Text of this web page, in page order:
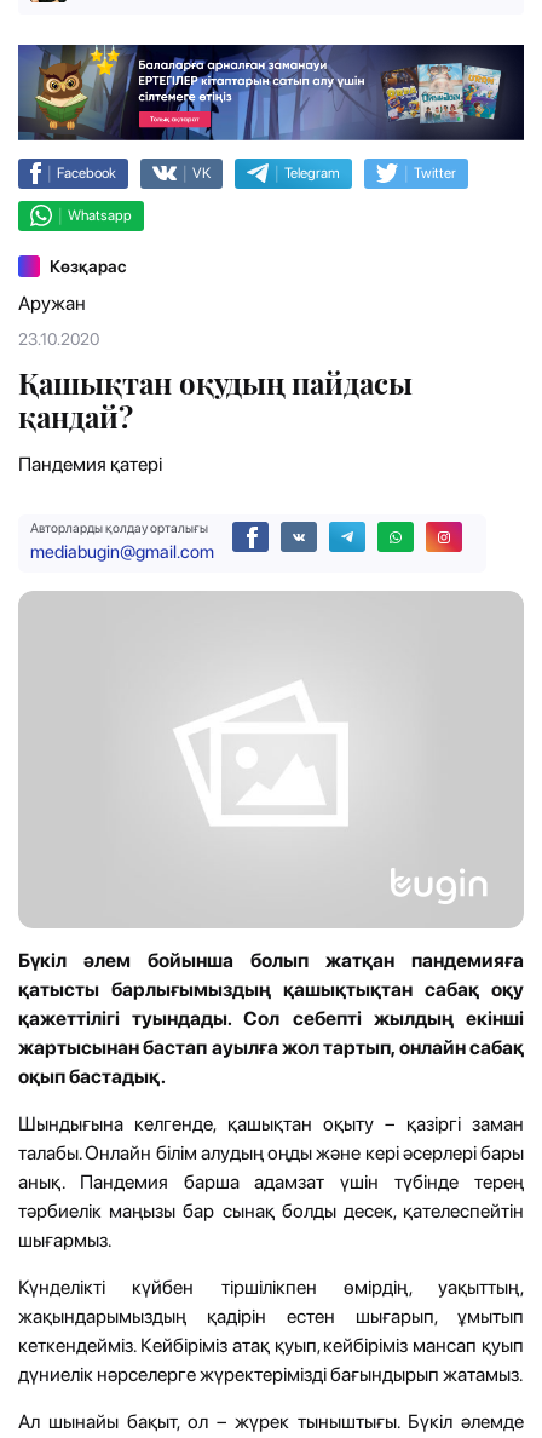
| Facebook | VK | Telegram | Twitter
| Whatsapp
Көзқарас
Аружан
23.10.2020
Қашықтан оқудың пайдасы
қандай?
Пандемия қатері
Авторларды қолдау орталығы
mediabugin@gmail.com
Бүкіл әлем бойынша болып жатқан пандемияға
қатысты барлығымыздың қашықтықтан сабақ оқу
қажеттілігі туындады. Сол себепті жылдың екінші
жартысынан бастап ауылға жол тартып, онлайн сабақ
оқып бастадық.
Шындығына келгенде, қашықтан оқыту – қазіргі заман
талабы. Онлайн білім алудың оңды және кері әсерлері бары
анық. Пандемия барша адамзат үшін түбінде терең
тәрбиелік маңызы бар сынақ болды десек, қателеспейтін
шығармыз.
Күнделікті күйбен тіршілікпен өмірдің, уақыттың,
жақындарымыздың қадірін естен шығарып, ұмытып
кеткендейміз. Кейбіріміз атақ қуып, кейбіріміз мансап қуып
дүниелік нәрселерге жүректерімізді бағындырып жатамыз.
Ал шынайы бақыт, ол – жүрек тыныштығы. Бүкіл әлемде